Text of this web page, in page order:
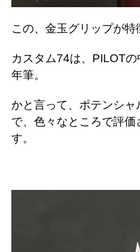
この、金玉グリップが特
カスタム74は、PILOT
年筆。
かと言って、ポテンシ
で、色々なところで評
す。